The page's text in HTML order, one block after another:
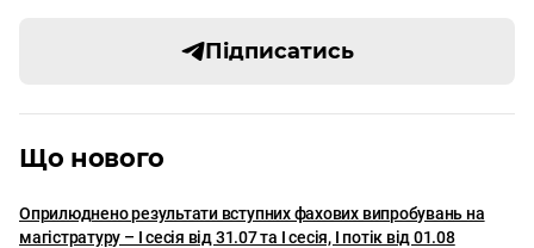
Підписатись
Що нового
Оприлюднено результати вступних фахових випробувань на
магістратуру – І сесія від 31.07 та І сесія, I потік від 01.08